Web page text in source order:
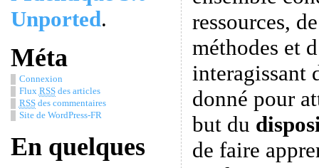
Unported.
Méta
Connexion
Flux RSSdes articles
RSSdes commentaires
Site de WordPress-FR
En quelques
ressources,
méthodes et
interagissant
donné pour
but du
de faire